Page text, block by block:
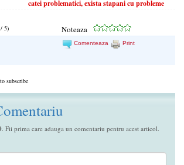
catei problematici, exista stapani cu probleme
/ 5) Noteaza
Comenteaza Print
subscribe
. Fii prima care adauga un comentariu pentru acest articol.